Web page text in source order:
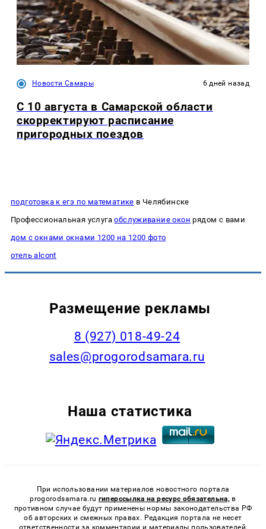
Новости Самары 6 дней назад
С 10 августа в Самарской области
скорректируют расписание
пригородных поездов
подготовка к егэ по математике в Челябинске
Профессиональная услугаобслуживание окон рядом с вами
дом с окнами окнами 1200 на 1200 фото
отель alcont
Размещение рекламы
8 (927) 018-49-24
sales@progorodsamara.ru
Наша статистика
При использовании материалов новостного портала
progorodsamara.ru гиперссылка на ресурс обязательна, в
противном случае будут применены нормы законодательства РФ
об авторских и смежных правах. Редакция портала не несет
ответственности за комментарии и материалы пользователей,